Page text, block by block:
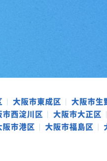
大阪市東成区 大阪市生
市西淀川区 大阪市大正区
阪市港区 大阪市福島区